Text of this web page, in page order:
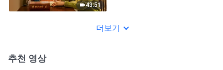
43:51
더보기
추천 영상